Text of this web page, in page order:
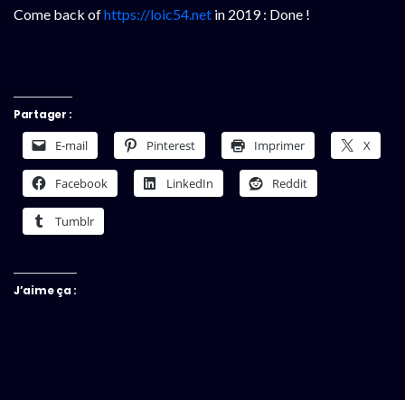
Come back ofhttps://loic54.net in 2019 : Done !
Partager :
E-mail Pinterest Imprimer X
Facebook LinkedIn Reddit
Tumblr
J’aime ça :